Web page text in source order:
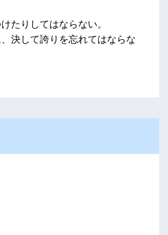
たりしてはならない。
決して誇りを忘れてはならな